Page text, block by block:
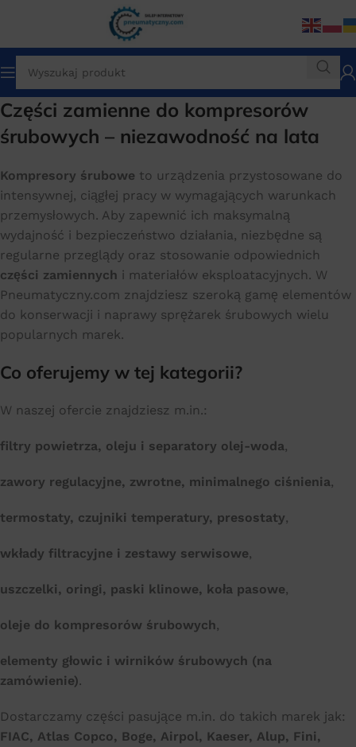
Części zamienne do kompresorów
śrubowych – niezawodność na lata
Kompresory śrubowe to urządzenia przystosowane do
intensywnej, ciągłej pracy w wymagających warunkach
przemysłowych. Aby zapewnić ich maksymalną
wydajność i bezpieczeństwo działania, niezbędne są
regularne przeglądy oraz stosowanie odpowiednich
części zamiennych i materiałów eksploatacyjnych. W
Pneumatyczny.com znajdziesz szeroką gamę elementów
do konserwacji i naprawy sprężarek śrubowych wielu
popularnych marek.
Co oferujemy w tej kategorii?
W naszej ofercie znajdziesz m.in.:
filtry powietrza, oleju i separatory olej-woda,
zawory regulacyjne, zwrotne, minimalnego ciśnienia,
termostaty, czujniki temperatury, presostaty,
wkłady filtracyjne i zestawy serwisowe,
uszczelki, oringi, paski klinowe, koła pasowe,
oleje do kompresorów śrubowych,
elementy głowic i wirników śrubowych (na
zamówienie).
Dostarczamy części pasujące m.in. do takich marek jak:
FIAC, Atlas Copco, Boge, Airpol, Kaeser, Alup, Fini,